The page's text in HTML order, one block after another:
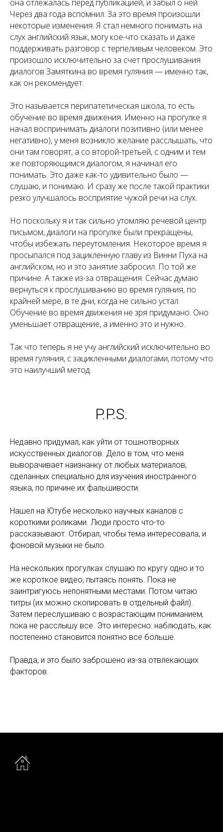
она отлежалась перед публикацией, и забыл о ней.
Через два года вспомнил. За это время произошли
некоторые изменения. Я стал немного понимать на
слух английский язык, могу кое-что сказать и даже
поддерживать разговор с терпеливым человеком. Это
произошло исключительно за счет прослушивания
диалогов Замяткина во время гуляния — именно так,
как он рекомендует.
Это называется перипатетическая школа, то есть
обучение во время движения. Именно на прогулке я
начал воспринимать диалоги позитивно (или менее
негативно), у меня возникло желание расслышать, что
они там говорят, а со второй-третьей, с одним и тем
же повторяющимся диалогом, я начинал его
понимать. Это даже как-то удивительно было —
слушаю, и понимаю. И сразу же после такой практики
резко улучшалось восприятие чужой речи на слух.
Но поскольку я и так сильно утомляю речевой центр
письмом, диалоги на прогулке были прекращены,
чтобы избежать переутомления. Некоторое время я
просыпался под зацикленную главу из Винни Пуха на
английском, но и это занятие забросил. По той же
причине. А также из-за отвращения. Сейчас думаю
вернуться к прослушиванию во время гуляния, по
крайней мере, в те дни, когда не сильно устал.
Обучение во время движения не зря придумано. Оно
уменьшает отвращение, а именно это и нужно.
Так что теперь я не учу английский исключительно во
время гуляния, с зацикленными диалогами, потому что
это наилучший метод.
P.P.S.
Недавно придумал, как уйти от тошнотворных
искусственных диалогов. Дело в том, что меня
выворачивает наизнанку от любых материалов,
сделанных специально для изучения иностранного
языка, по причине их фальшивости.
Нашел на Ютубе несколько научных каналов с
короткими роликами. Люди просто что-то
рассказывают. Отбирал, чтобы тема интересовала, и
фоновой музыки не было.
На нескольких прогулках слушаю по кругу одно и то
же короткое видео, пытаясь понять. Пока не
заинтригуюсь непонятными местами. Потом читаю
титры (их можно скопировать в отдельный файл).
Затем переслушиваю с возрастающим пониманием,
пока не расслышу все. Это интересно: наблюдать, как
постепенно становится понятно все больше.
Правда, и это было заброшено из-за отвлекающих
факторов.